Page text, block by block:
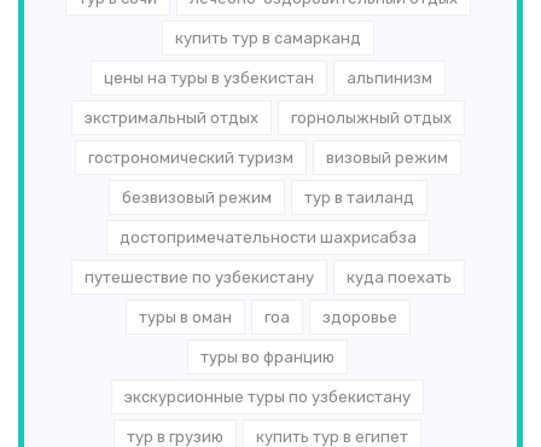
купить тур в самарканд
цены на туры в узбекистан альпинизм
экстримальный отдых горнолыжный отдых
гострономический туризм визовый режим
безвизовый режим тур в таиланд
достопримечательности шахрисабза
путешествие по узбекистану куда поехать
туры в оман гоа здоровье
туры во францию
экскурсионные туры по узбекистану
тур в грузию купить тур в египет